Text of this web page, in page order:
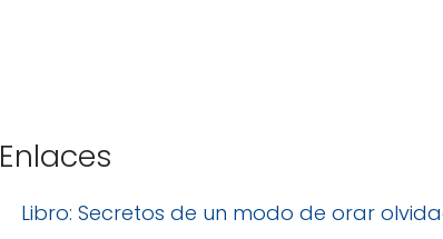
Enlaces
Libro: Secretos de un modo de orar